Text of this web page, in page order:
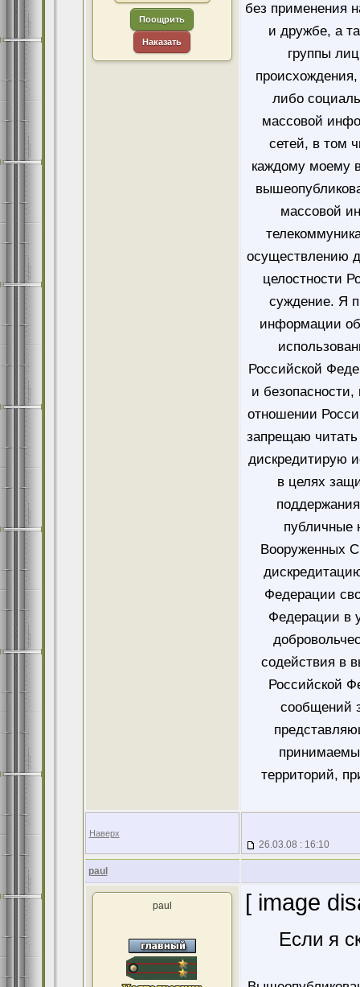
Поощрить
Наказать
без применения
и дружбе, а
группы
либо
массовой
сетей, в том
каждому моему
массовой
осуществлению
целостности
суждение. Я
информации
Российской
и безопасности,
отношении
запрещаю читать
дискредитирую
в целях
публичные
Вооруженных
Федерации
Федерации в
содействия в
Российской
сообщений
территорий,
Наверх
26.03.08 : 16:10
paul
paul [ image
Если я